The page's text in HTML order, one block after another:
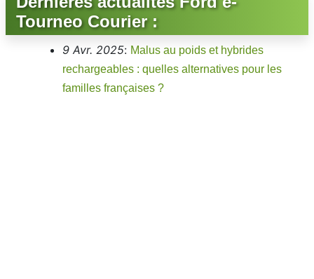
Tourneo Courier :
9 Avr. 2025: Malus au poids et hybrides
rechargeables : quelles alternatives pour les
familles françaises ?